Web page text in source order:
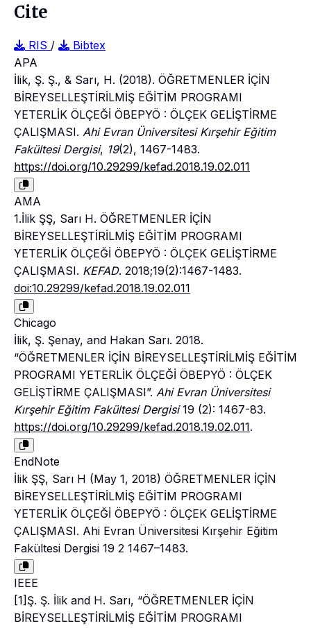
Cite
RIS /
Bibtex
APA
İlik, Ş. Ş., & Sarı, H. (2018). ÖĞRETMENLER İÇİN
BİREYSELLEŞTİRİLMİŞ EĞİTİM PROGRAMI
YETERLİK ÖLÇEĞİ ÖBEPYÖ : ÖLÇEK GELİŞTİRME
ÇALIŞMASI. Ahi Evran Üniversitesi Kırşehir Eğitim
Fakültesi Dergisi, 19(2), 1467-1483.
https://doi.org/10.29299/kefad.2018.19.02.011
AMA
1.İlik ŞŞ, Sarı H. ÖĞRETMENLER İÇİN
BİREYSELLEŞTİRİLMİŞ EĞİTİM PROGRAMI
YETERLİK ÖLÇEĞİ ÖBEPYÖ : ÖLÇEK GELİŞTİRME
ÇALIŞMASI. KEFAD. 2018;19(2):1467-1483.
doi:10.29299/kefad.2018.19.02.011
Chicago
İlik, Ş. Şenay, and Hakan Sarı. 2018.
“ÖĞRETMENLER İÇİN BİREYSELLEŞTİRİLMİŞ EĞİTİM
PROGRAMI YETERLİK ÖLÇEĞİ ÖBEPYÖ : ÖLÇEK
GELİŞTİRME ÇALIŞMASI”. Ahi Evran Üniversitesi
Kırşehir Eğitim Fakültesi Dergisi19 (2): 1467-83.
https://doi.org/10.29299/kefad.2018.19.02.011.
EndNote
İlik ŞŞ, Sarı H (May 1, 2018) ÖĞRETMENLER İÇİN
BİREYSELLEŞTİRİLMİŞ EĞİTİM PROGRAMI
YETERLİK ÖLÇEĞİ ÖBEPYÖ : ÖLÇEK GELİŞTİRME
ÇALIŞMASI. Ahi Evran Üniversitesi Kırşehir Eğitim
Fakültesi Dergisi 19 2 1467–1483.
IEEE
[1]Ş. Ş. İlik and H. Sarı, “ÖĞRETMENLER İÇİN
BİREYSELLEŞTİRİLMİŞ EĞİTİM PROGRAMI